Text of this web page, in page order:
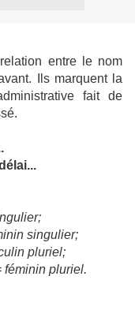
entre le nom
Ils marquent la
fait de
singulier;
pluriel;
féminin pluriel.